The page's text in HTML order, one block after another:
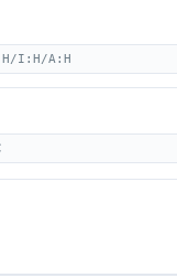
I:H/A:H